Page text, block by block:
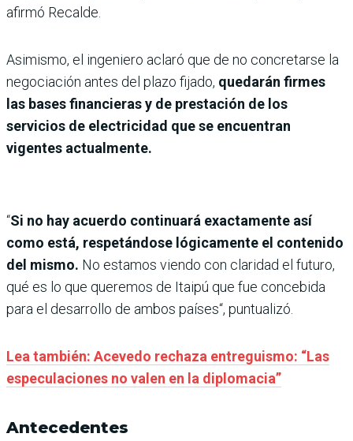
afirmó Recalde.
Asimismo, el ingeniero aclaró que de no concretarse la
negociación antes del plazo fijado, quedarán firmes
las bases financieras y de prestación de los
servicios de electricidad que se encuentran
vigentes actualmente.
“Si no hay acuerdo continuará exactamente así
como está, respetándose lógicamente el contenido
del mismo. No estamos viendo con claridad el futuro,
qué es lo que queremos de Itaipú que fue concebida
para el desarrollo de ambos países“, puntualizó.
Lea también: Acevedo rechaza entreguismo: “Las
especulaciones no valen en la diplomacia”
Antecedentes